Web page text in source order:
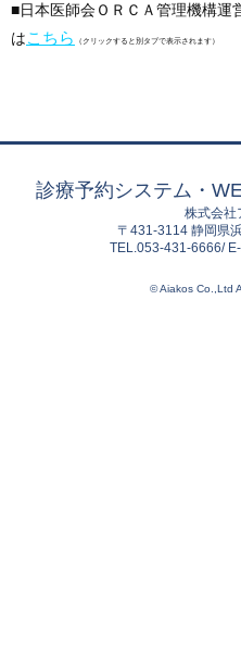
■日本医師会ＯＲＣＡ管理機構運
はこちら （クリックすると別タブで表示されます）
診療予約システム・
株式会社
〒431-3114 静岡県
TEL.053-431-6666/
© Aiakos Co.,Ltd